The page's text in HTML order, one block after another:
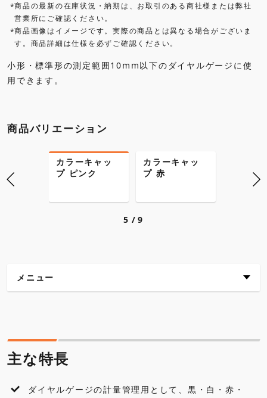
*商品の最新の在庫状況・納期は、お取引のある商社様または弊社
営業所にご確認ください。
*商品画像はイメージです。実際の商品とは異なる場合がございま
す。商品詳細は仕様を必ずご確認ください。
小形・標準形の測定範囲10mm以下のダイヤルゲージに使
用できます。
商品バリエーション
カラーキャッ
プ ピンク
カラーキャッ
プ 赤
プ 濃紺
5 9
メニュー
仕様
各種ダウンロード
主な特長
ダイヤルゲージの計量管理用として、黒・白・赤・